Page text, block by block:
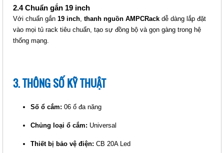
THANH NGUỒN AMPCRACK
AMPC-PDU06UNI-30A-B
2.4 Chuẩn gắn 19 inch
Với chuẩn gắn 19 inch, thanh nguồn AMPCRack dễ dàng lắp đặt
vào mọi tủ rack tiêu chuẩn, tạo sự đồng bộ và gọn gàng trong hệ
thống mạng.
3. THÔNG SỐ KỸ THUẬT
Số ổ cắm: 06 ổ đa năng
Chủng loại ổ cắm: Universal
Thiết bị bảo vệ điện: CB 20A Led